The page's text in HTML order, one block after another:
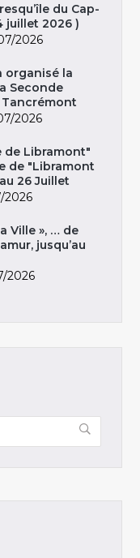
du Cap-
juillet 2026 )
2026
organisé la
Seconde
Tancrémont
2026
de Libramont"
de "Libramont
26 Juillet
2026
Ville », … de
jusqu’au
2026